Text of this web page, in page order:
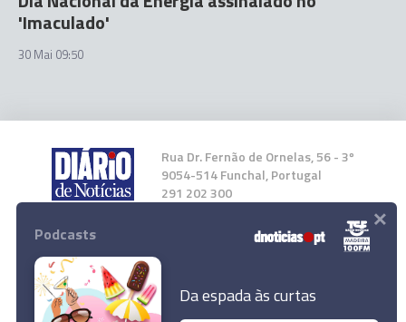
'Imaculado'
30 Mai 09:50
Rua Dr. Fernão de Ornelas, 56 - 3º
9054-514 Funchal, Portugal
291 202 300
Instale a nossa App
Podcasts
Da espada às curtas
×